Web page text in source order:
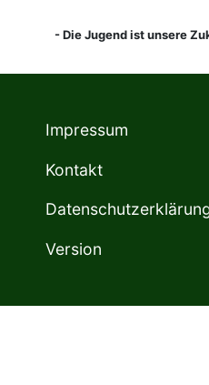
- Die Jugend ist unsere
Impressum
Kontakt
Version